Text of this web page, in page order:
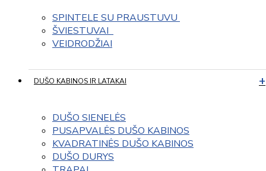
SPINTELE SU PRAUSTUVU
ŠVIESTUVAI
VEIDRODŽIAI
DUŠO KABINOS IR LATAKAI
DUŠO SIENELĖS
PUSAPVALĖS DUŠO KABINOS
KVADRATINĖS DUŠO KABINOS
DUŠO DURYS